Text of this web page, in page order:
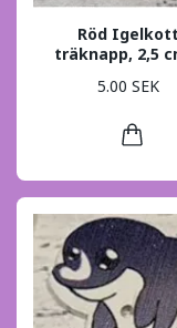
Röd Igelkott
träknapp, 2,5
5.00 SEK